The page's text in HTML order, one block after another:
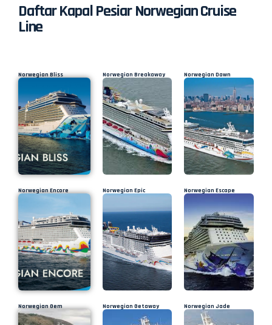
Daftar Kapal Pesiar Norwegian Cruise
Line
Norwegian Bliss Norwegian Breakaway Norwegian Dawn
Norwegian Encore Norwegian Epic Norwegian Escape
Norwegian Gem Norwegian Getaway Norwegian Jade